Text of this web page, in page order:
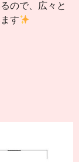
ので、広々と
す